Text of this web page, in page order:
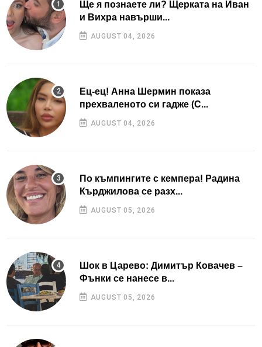
Ще я познаете ли? Щерката на Иван
и Вихра навърши...
AUGUST 04, 2026
Ец-ец! Анна Шермин показа
прехваленото си гадже (С...
AUGUST 04, 2026
По къмпингите с кемпера! Радина
Кърджилова се разх...
AUGUST 05, 2026
Шок в Царево: Димитър Ковачев –
Фънки се нанесе в...
AUGUST 05, 2026